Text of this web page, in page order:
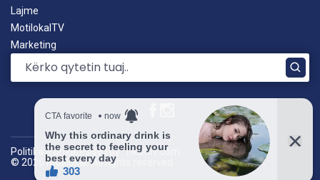
Lajme
MotilokalTV
Marketing
© 2026 Motilokal. All rights reserved
Politika e privatësisë| by: TROKIT.com